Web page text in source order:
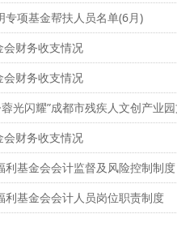
专项基金帮扶人员名单(6月)
财务收支情况
财务收支情况
蓉光闪耀”成都市残疾人文创产业
财务收支情况
利基金会会计监督及风险控制制度
利基金会会计人员岗位职责制度